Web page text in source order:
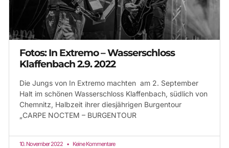
Fotos: In Extremo – Wasserschloss
Klaffenbach 2.9. 2022
Die Jungs von In Extremo machten am 2. September
Halt im schönen Wasserschloss Klaffenbach, südlich von
Chemnitz, Halbzeit ihrer diesjährigen Burgentour
„CARPE NOCTEM – BURGENTOUR
10. November 2022 Keine Kommentare